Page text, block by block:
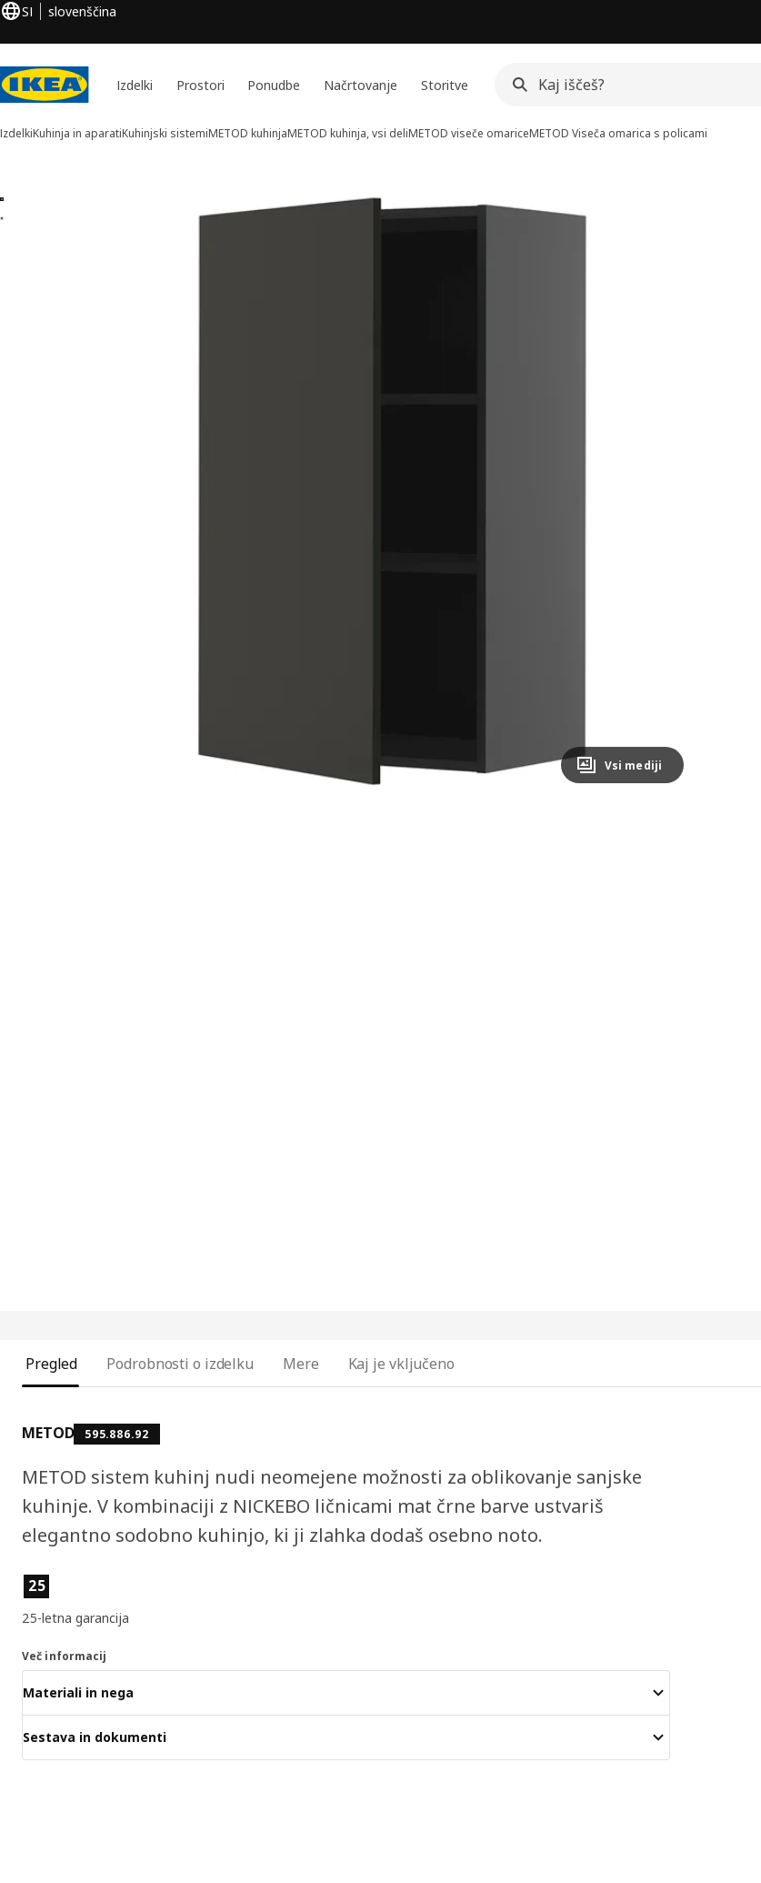
SI slovenščina
Izdelki Prostori Ponudbe Načrtovanje Storitve
IzdelkiKuhinja in aparatiKuhinjski sistemiMETOD kuhinjaMETOD kuhinja, vsi deliMETOD viseče omariceMETOD Viseča omarica s policami
Slike izdelka METOD (2)
slike
Vsi mediji
Pregled Podrobnosti o izdelku Mere Kaj je vključeno
METOD 595.886.92
METOD sistem kuhinj nudi neomejene možnosti za oblikovanje sanjske
kuhinje. V kombinaciji z NICKEBO ličnicami mat črne barve ustvariš
elegantno sodobno kuhinjo, ki ji zlahka dodaš osebno noto.
Lastnosti izdelka
25
25-letna garancija
Več informacij
Materiali in nega
Sestava in dokumenti